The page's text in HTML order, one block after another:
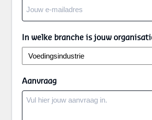
In welke branche is jouw
Aanvraag